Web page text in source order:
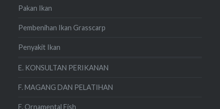
Pakan Ikan
Pembenihan Ikan Grasscarp
Penyakit Ikan
E. KONSULTAN PERIKANAN
F. MAGANG DAN PELATIHAN
F. Ornamental Fish